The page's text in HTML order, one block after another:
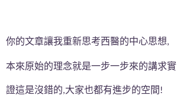
你的文章讓我重新思考西醫的中心思想,
本來原始的理念就是一步一步來的講求實
證這是沒錯的,大家也都有進步的空間!